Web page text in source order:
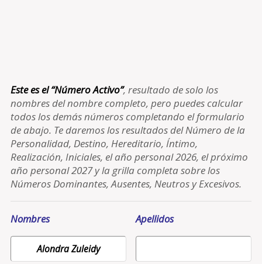
Este es el “Número Activo”, resultado de solo los
nombres del nombre completo, pero puedes calcular
todos los demás números completando el formulario
de abajo. Te daremos los resultados del Número de la
Personalidad, Destino, Hereditario, Íntimo,
Realización, Iniciales, el año personal 2026, el próximo
año personal 2027 y la grilla completa sobre los
Números Dominantes, Ausentes, Neutros y Excesivos.
Nombres Apellidos